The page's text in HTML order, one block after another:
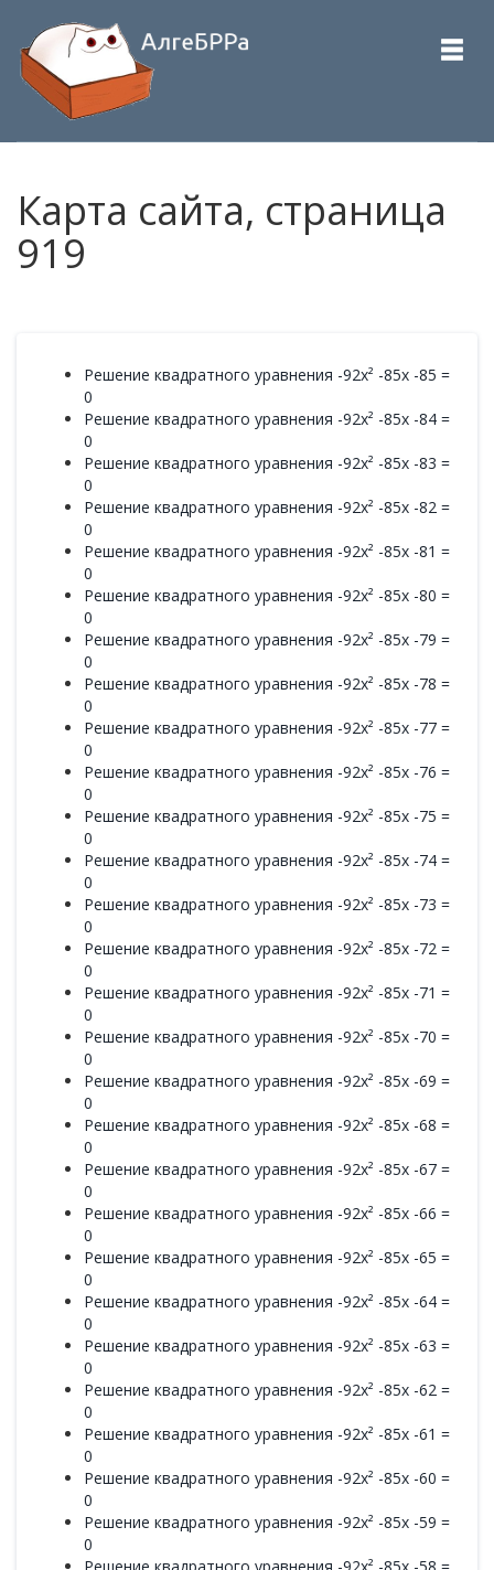
Карта сайта, страница
919
Решение квадратного уравнения -92x² -85x -85 =
0
Решение квадратного уравнения -92x² -85x -84 =
0
Решение квадратного уравнения -92x² -85x -83 =
0
Решение квадратного уравнения -92x² -85x -82 =
0
Решение квадратного уравнения -92x² -85x -81 =
0
Решение квадратного уравнения -92x² -85x -80 =
0
Решение квадратного уравнения -92x² -85x -79 =
0
Решение квадратного уравнения -92x² -85x -78 =
0
Решение квадратного уравнения -92x² -85x -77 =
0
Решение квадратного уравнения -92x² -85x -76 =
0
Решение квадратного уравнения -92x² -85x -75 =
0
Решение квадратного уравнения -92x² -85x -74 =
0
Решение квадратного уравнения -92x² -85x -73 =
0
Решение квадратного уравнения -92x² -85x -72 =
0
Решение квадратного уравнения -92x² -85x -71 =
0
Решение квадратного уравнения -92x² -85x -70 =
0
Решение квадратного уравнения -92x² -85x -69 =
0
Решение квадратного уравнения -92x² -85x -68 =
0
Решение квадратного уравнения -92x² -85x -67 =
0
Решение квадратного уравнения -92x² -85x -66 =
0
Решение квадратного уравнения -92x² -85x -65 =
0
Решение квадратного уравнения -92x² -85x -64 =
0
Решение квадратного уравнения -92x² -85x -63 =
0
Решение квадратного уравнения -92x² -85x -62 =
0
Решение квадратного уравнения -92x² -85x -61 =
0
Решение квадратного уравнения -92x² -85x -60 =
0
Решение квадратного уравнения -92x² -85x -59 =
0